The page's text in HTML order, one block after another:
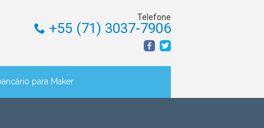
Telefone
+55 (71) 3037-7906
para Maker